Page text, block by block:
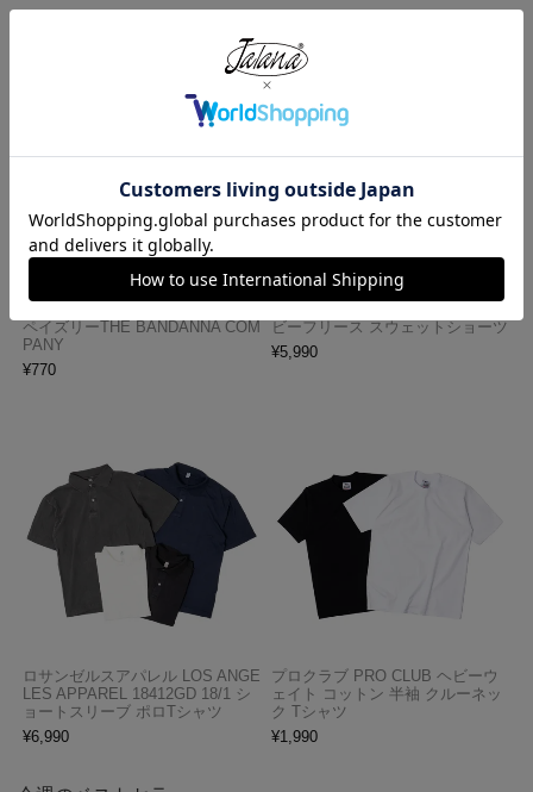
ハバハンク HAV-A-HANK バンダ
ペイズリーTHE BANDANNA COM
PANY
¥770
ロサンゼルスアパレル LOSANGE
ビーフリース スウェットショーツ
¥5,990
ロサンゼルスアパレル LOS ANGE
LES APPAREL 18412GD 18/1 シ
ョートスリーブ ポロTシャツ
¥6,990
プロクラブ PRO CLUB ヘビーウ
ェイト コットン 半袖 クルーネッ
ク Tシャツ
¥1,990